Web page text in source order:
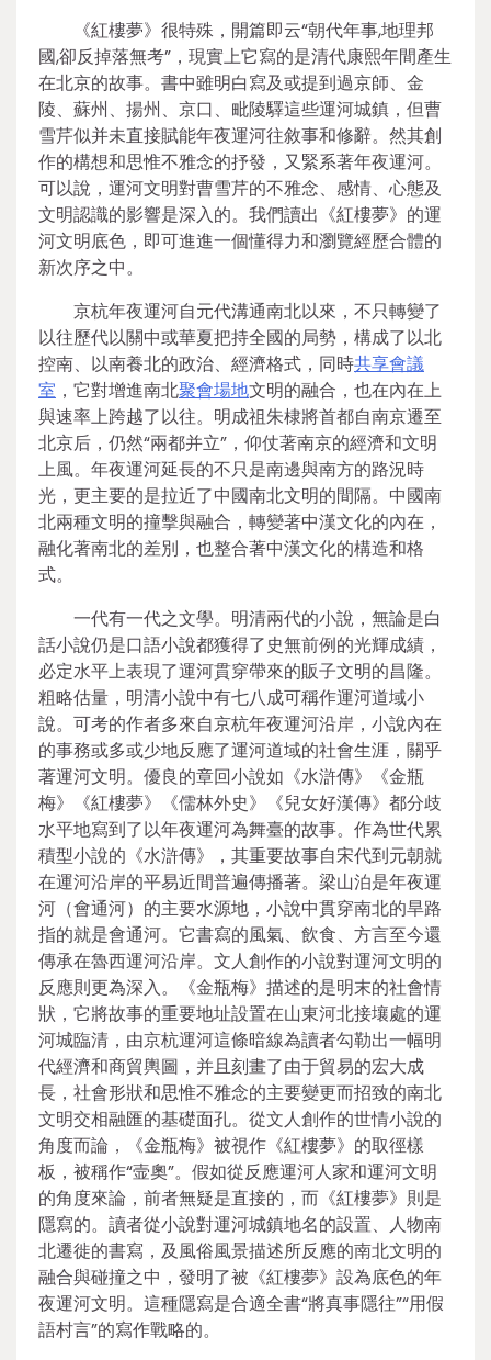
《紅樓夢》很特殊，開篇即云“朝代年事,地理邦
國,卻反掉落無考”，現實上它寫的是清代康熙年間產生
在北京的故事。書中雖明白寫及或提到過京師、金
陵、蘇州、揚州、京口、毗陵驛這些運河城鎮，但曹
雪芹似并未直接賦能年夜運河往敘事和修辭。然其創
作的構想和思惟不雅念的抒發，又緊系著年夜運河。
可以說，運河文明對曹雪芹的不雅念、感情、心態及
文明認識的影響是深入的。我們讀出《紅樓夢》的運
河文明底色，即可進進一個懂得力和瀏覽經歷合體的
新次序之中。
京杭年夜運河自元代溝通南北以來，不只轉變了
以往歷代以關中或華夏把持全國的局勢，構成了以北
控南、以南養北的政治、經濟格式，同時共享會議
室 ，它對增進南北聚會場地文明的融合，也在內在上
與速率上跨越了以往。明成祖朱棣將首都自南京遷至
北京后，仍然“兩都并立”，仰仗著南京的經濟和文明
上風。年夜運河延長的不只是南邊與南方的路況時
光，更主要的是拉近了中國南北文明的間隔。中國南
北兩種文明的撞擊與融合，轉變著中漢文化的內在，
融化著南北的差別，也整合著中漢文化的構造和格
式。
一代有一代之文學。明清兩代的小說，無論是白
話小說仍是口語小說都獲得了史無前例的光輝成績，
必定水平上表現了運河貫穿帶來的販子文明的昌隆。
粗略估量，明清小說中有七八成可稱作運河道域小
說。可考的作者多來自京杭年夜運河沿岸，小說內在
的事務或多或少地反應了運河道域的社會生涯，關乎
著運河文明。優良的章回小說如《水滸傳》《金瓶
梅》《紅樓夢》《儒林外史》《兒女好漢傳》都分歧
水平地寫到了以年夜運河為舞臺的故事。作為世代累
積型小說的《水滸傳》，其重要故事自宋代到元朝就
在運河沿岸的平易近間普遍傳播著。梁山泊是年夜運
河（會通河）的主要水源地，小說中貫穿南北的旱路
指的就是會通河。它書寫的風氣、飲食、方言至今還
傳承在魯西運河沿岸。文人創作的小說對運河文明的
反應則更為深入。《金瓶梅》描述的是明末的社會情
狀，它將故事的重要地址設置在山東河北接壤處的運
河城臨清，由京杭運河這條暗線為讀者勾勒出一幅明
代經濟和商貿輿圖，并且刻畫了由于貿易的宏大成
長，社會形狀和思惟不雅念的主要變更而招致的南北
文明交相融匯的基礎面孔。從文人創作的世情小說的
角度而論，《金瓶梅》被視作《紅樓夢》的取徑樣
板，被稱作“壸奧”。假如從反應運河人家和運河文明
的角度來論，前者無疑是直接的，而《紅樓夢》則是
隱寫的。讀者從小說對運河城鎮地名的設置、人物南
北遷徙的書寫，及風俗風景描述所反應的南北文明的
融合與碰撞之中，發明了被《紅樓夢》設為底色的年
夜運河文明。這種隱寫是合適全書“將真事隱往”“用假
語村言”的寫作戰略的。